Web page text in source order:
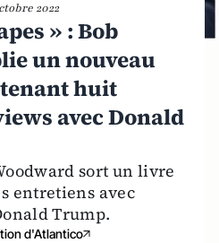
2022
» : Bob
un nouveau
huit
avec Donald
sort un livre
entretiens avec
Trump.
d'Atlantico